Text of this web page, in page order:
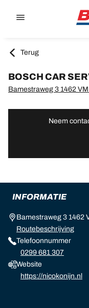
Terug
BOSCH CAR
Bamestraweg 3 1462
Neem
INFORMATIE
Bamestraweg 3 1462
Routebeschrijving
Telefoonnummer
0299 681 307
Website
https://nicokonijn.nl